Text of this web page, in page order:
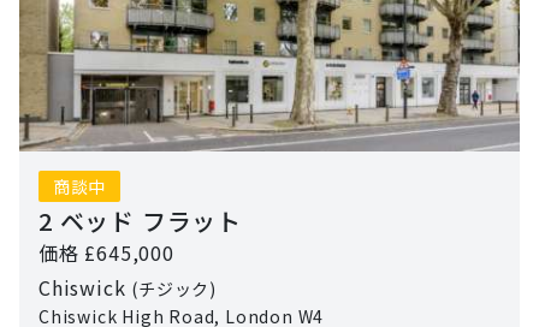
商談中
2 ベッド フラット
価格 £645,000
Chiswick (チジック)
Chiswick High Road, London W4